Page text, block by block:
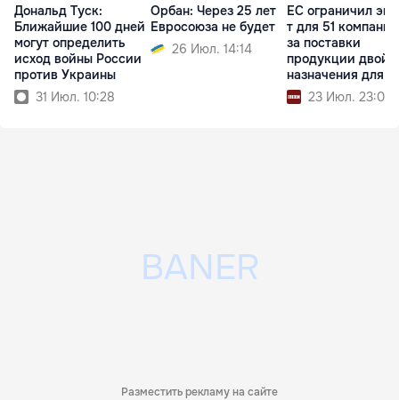
Дональд Туск:
Ближайшие 100 дней
могут определить
исход войны России
против Украины
31 Июл. 10:28
Орбан: Через 25 лет
Евросоюза не будет
26 Июл. 14:14
ЕС ограничил
т для 51 компании
за поставки
продукции
назначения для
23 Июл. 23:04
Разместить рекламу на сайте